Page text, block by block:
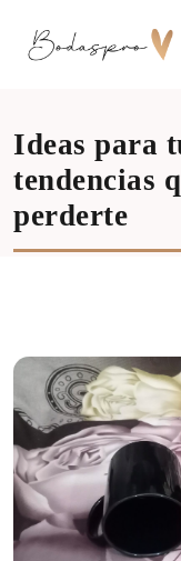
Inicio
Ideas para
tendencias
perderte